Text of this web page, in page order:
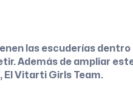
las escuderías
Además de ampliar
El Vitarti Girls Team.